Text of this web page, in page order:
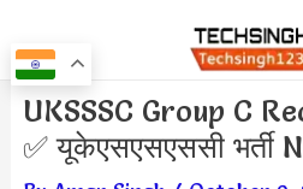
to
content
UKSSSC Group C
✅ यूकेएसएसएससी भर्ती
Post
navigation